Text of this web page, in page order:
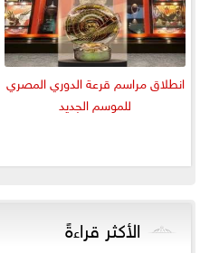
انطلاق مراسم قرعة الدوري المصري
للموسم الجديد
الأكثر قراءةً